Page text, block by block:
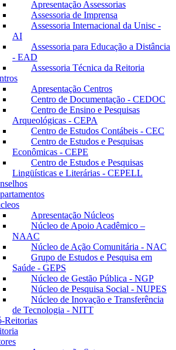
Apresentação Assessorias
Assessoria de Imprensa
Assessoria Internacional da Unisc -
AI
Assessoria para Educação a Distância
- EAD
Assessoria Técnica da Reitoria
Apresentação Centros
Centro de Documentação - CEDOC
Centro de Ensino e Pesquisas
Arqueológicas - CEPA
Centro de Estudos Contábeis - CEC
Centro de Estudos e Pesquisas
Econômicas - CEPE
Centro de Estudos e Pesquisas
Lingüísticas e Literárias - CEPELL
Apresentação Núcleos
Núcleo de Apoio Acadêmico –
NAAC
Núcleo de Ação Comunitária - NAC
Grupo de Estudos e Pesquisa em
Saúde - GEPS
Núcleo de Gestão Pública - NGP
Núcleo de Pesquisa Social - NUPES
Núcleo de Inovação e Transferência
de Tecnologia - NITT
Reitorias